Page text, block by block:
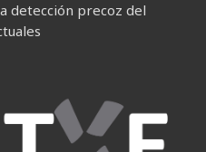
detección precoz del